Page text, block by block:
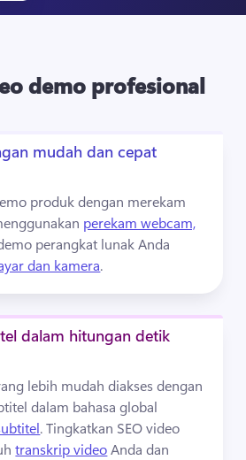
demo profesional
mudah dan cepat
produk dengan merekam
perekam webcam,
perangkat lunak Anda
dan kamera.
dalam hitungan detik
lebih mudah diakses dengan
dalam bahasa global
. Tingkatkan SEO video
transkrip video Anda dan